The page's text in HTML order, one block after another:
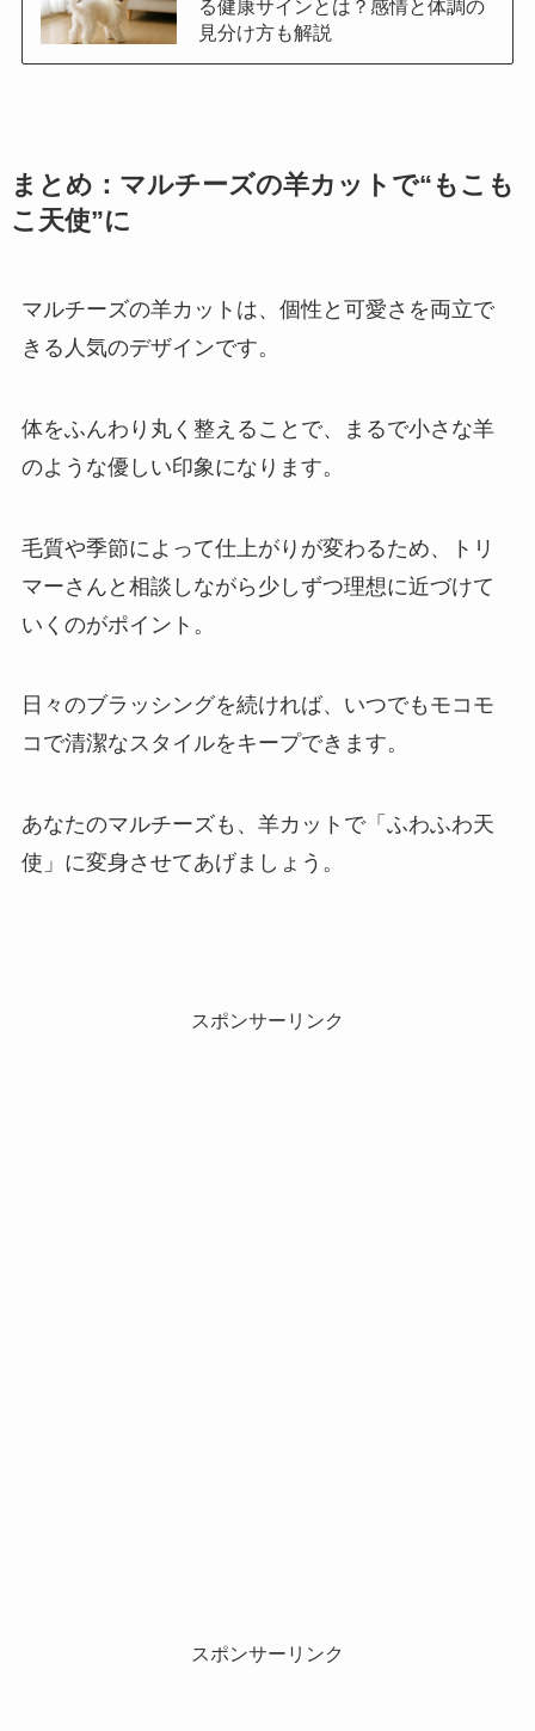
る健康サインとは？感情と体調の
見分け方も解説
まとめ：マルチーズの羊カットで“もこも
こ天使”に
マルチーズの羊カットは、個性と可愛さを両立で
きる人気のデザインです。
体をふんわり丸く整えることで、まるで小さな羊
のような優しい印象になります。
毛質や季節によって仕上がりが変わるため、トリ
マーさんと相談しながら少しずつ理想に近づけて
いくのがポイント。
日々のブラッシングを続ければ、いつでもモコモ
コで清潔なスタイルをキープできます。
あなたのマルチーズも、羊カットで「ふわふわ天
使」に変身させてあげましょう。
スポンサーリンク
スポンサーリンク